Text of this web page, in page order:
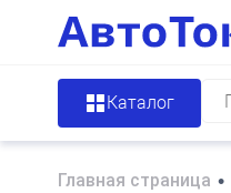
Каталог
Главная страница •